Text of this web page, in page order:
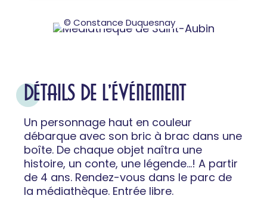
© Constance Duquesnay
DÉTAILS DE L'ÉVÉNEMENT
Un personnage haut en couleur
débarque avec son bric à brac dans une
boîte. De chaque objet naîtra une
histoire, un conte, une légende…! A partir
de 4 ans. Rendez-vous dans le parc de
la médiathèque. Entrée libre.